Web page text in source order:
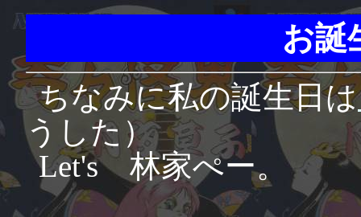
お誕
ちなみに私の誕生日は
うした）
Let's 林家ぺー。